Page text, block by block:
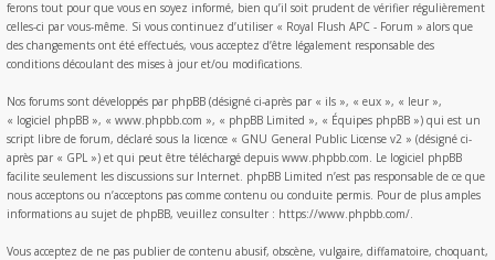
ferons tout pour que vous en soyez informé, bien qu’il soit prudent de vérifier régulièrement
celles-ci par vous-même. Si vous continuez d’utiliser « Royal Flush APC - Forum » alors que
des changements ont été effectués, vous acceptez d’être légalement responsable des
conditions découlant des mises à jour et/ou modifications.
Nos forums sont développés par phpBB (désigné ci-après par « ils », « eux », « leur »,
« logiciel phpBB », « www.phpbb.com », « phpBB Limited », « Équipes phpBB ») qui est un
script libre de forum, déclaré sous la licence « GNU General Public License v2 » (désigné ci-
après par « GPL ») et qui peut être téléchargé depuis www.phpbb.com. Le logiciel phpBB
facilite seulement les discussions sur Internet. phpBB Limited n’est pas responsable de ce que
nous acceptons ou n’acceptons pas comme contenu ou conduite permis. Pour de plus amples
informations au sujet de phpBB, veuillez consulter : https://www.phpbb.com/.
Vous acceptez de ne pas publier de contenu abusif, obscène, vulgaire, diffamatoire, choquant,